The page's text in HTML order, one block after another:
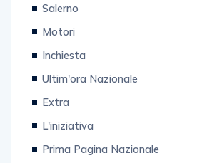
Salerno
Motori
Inchiesta
Ultim'ora Nazionale
Extra
L'iniziativa
Prima Pagina Nazionale